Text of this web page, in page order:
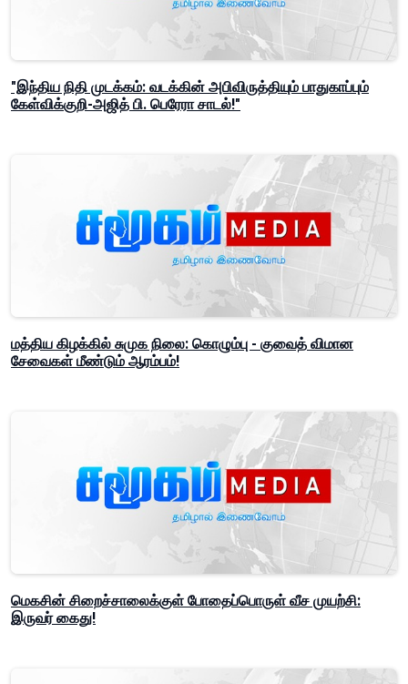
"இந்திய நிதி முடக்கம்: வடக்கின் அபிவிருத்தியும் பாதுகாப்பும்
கேள்விக்குறி-அஜித் பி. பெரேரா சாடல்!"
மத்திய கிழக்கில் சுமுக நிலை: கொழும்பு - குவைத் விமான
சேவைகள் மீண்டும் ஆரம்பம்!
மெகசின் சிறைச்சாலைக்குள் போதைப்பொருள் வீச முயற்சி:
இருவர் கைது!